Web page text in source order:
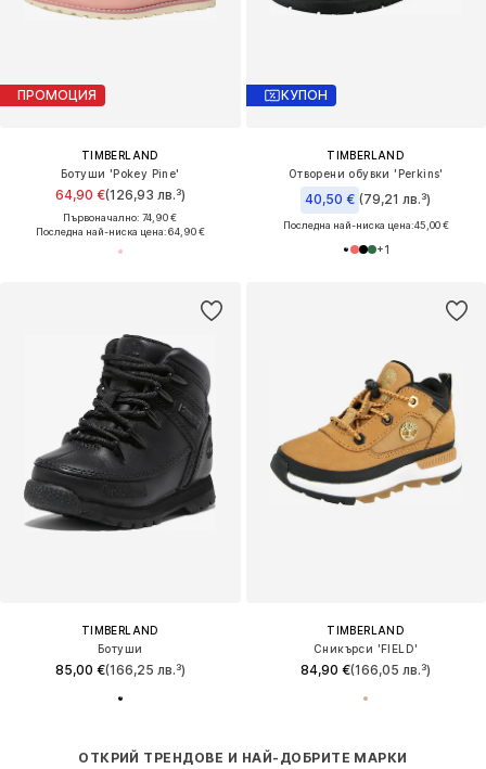
ПРОМОЦИЯ
TIMBERLAND
Ботуши 'Pokey Pine'
64,90 €(126,93 лв.³)
Първоначално: 74,90 €
Последна най-ниска цена:64,90 €
КУПОН
TIMBERLAND
Отворени обувки 'Perkins'
40,50 € (79,21 лв.³)
Последна най-ниска цена:45,00 €
+1
TIMBERLAND
Ботуши
85,00 €(166,25 лв.³)
TIMBERLAND
Сникърси 'FIELD'
84,90 €(166,05 лв.³)
ОТКРИЙ ТРЕНДОВЕ И НАЙ-ДОБРИТЕ МАРКИ